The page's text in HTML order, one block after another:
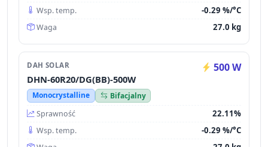
Wsp. temp. -0.29 %/°C
Waga 27.0 kg
DAH SOLAR 500 W
DHN-60R20/DG(BB)-500W
Monocrystalline
Bifacjalny
Sprawność
22.11%
Wsp. temp. -0.29 %/°C